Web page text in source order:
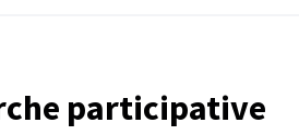
participative